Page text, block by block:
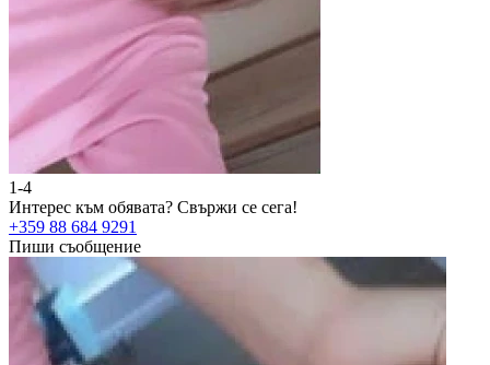
1-4
Интерес към обявата? Свържи се сега!
+359 88 684 9291
Пиши съобщение